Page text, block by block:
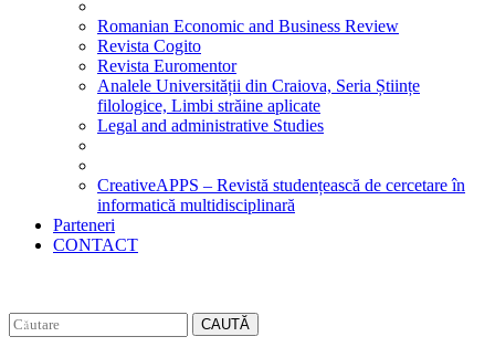
Romanian Economic and Business Review
Revista Cogito
Revista Euromentor
Analele Universității din Craiova, Seria Științe
filologice, Limbi străine aplicate
Legal and administrative Studies
CreativeAPPS – Revistă studențească de cercetare în
informatică multidisciplinară
Parteneri
CONTACT
CAUTĂ